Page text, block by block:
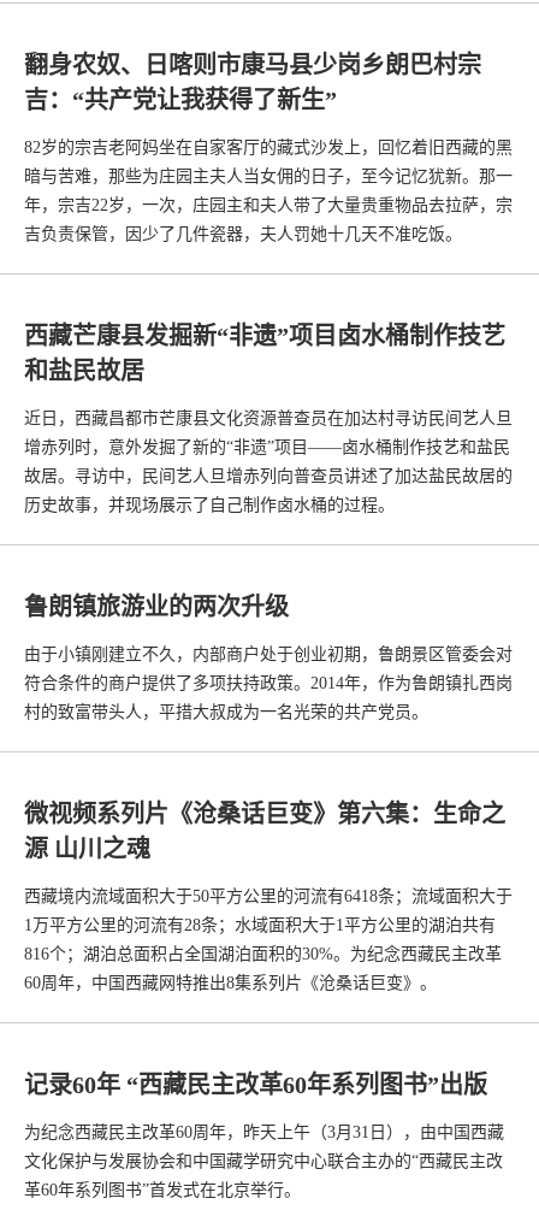
翻身农奴、日喀则市康马县少岗乡朗巴村宗
吉：“共产党让我获得了新生”
82岁的宗吉老阿妈坐在自家客厅的藏式沙发上，回忆着旧西藏的黑
暗与苦难，那些为庄园主夫人当女佣的日子，至今记忆犹新。那一
年，宗吉22岁，一次，庄园主和夫人带了大量贵重物品去拉萨，宗
吉负责保管，因少了几件瓷器，夫人罚她十几天不准吃饭。
西藏芒康县发掘新“非遗”项目卤水桶制作技艺
和盐民故居
近日，西藏昌都市芒康县文化资源普查员在加达村寻访民间艺人旦
增赤列时，意外发掘了新的“非遗”项目——卤水桶制作技艺和盐民
故居。寻访中，民间艺人旦增赤列向普查员讲述了加达盐民故居的
历史故事，并现场展示了自己制作卤水桶的过程。
鲁朗镇旅游业的两次升级
由于小镇刚建立不久，内部商户处于创业初期，鲁朗景区管委会对
符合条件的商户提供了多项扶持政策。2014年，作为鲁朗镇扎西岗
村的致富带头人，平措大叔成为一名光荣的共产党员。
微视频系列片《沧桑话巨变》第六集：生命之
源 山川之魂
西藏境内流域面积大于50平方公里的河流有6418条；流域面积大于
1万平方公里的河流有28条；水域面积大于1平方公里的湖泊共有
816个；湖泊总面积占全国湖泊面积的30%。为纪念西藏民主改革
60周年，中国西藏网特推出8集系列片《沧桑话巨变》。
记录60年 “西藏民主改革60年系列图书”出版
为纪念西藏民主改革60周年，昨天上午（3月31日），由中国西藏
文化保护与发展协会和中国藏学研究中心联合主办的“西藏民主改
革60年系列图书”首发式在北京举行。